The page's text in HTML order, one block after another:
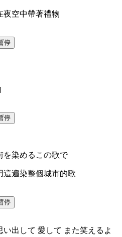
夜空中帶著禮物
停
停
を染めるこの歌で
這遍染整個城市的歌
停
出して 愛して また笑えるよ